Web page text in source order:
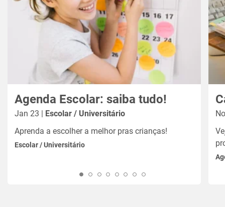
Agenda Escolar: saiba tudo!
Jan 23 | Escolar / Universitário
Aprenda a escolher a melhor pras crianças!
Escolar / Universitário